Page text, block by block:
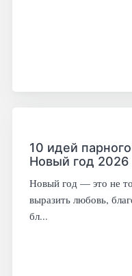
10 идей
Новый год 2026
Новый год — это не
выразить любовь,
бл...